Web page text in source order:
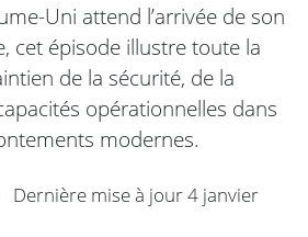
Uni attend l’arrivée de son
cet épisode illustre toute la
de la sécurité, de la
opérationnelles dans
modernes.
Dernière mise à jour4 janvier